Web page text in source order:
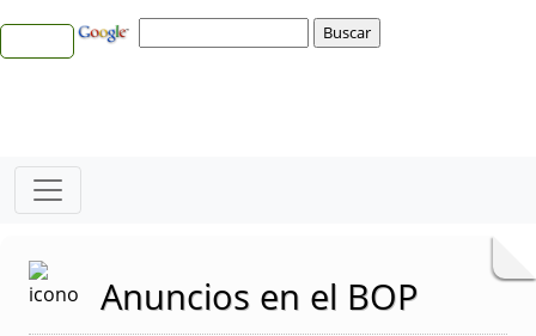
Anuncios en el BOP